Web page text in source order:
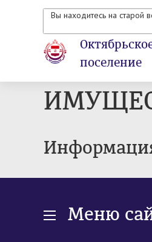
Вы находитесь на старой
поселение
Меню